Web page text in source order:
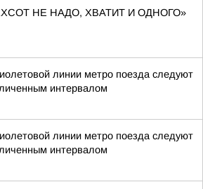
НЕ НАДО, ХВАТИТ И ОДНОГО»
линии метро поезда следуют
интервалом
линии метро поезда следуют
интервалом